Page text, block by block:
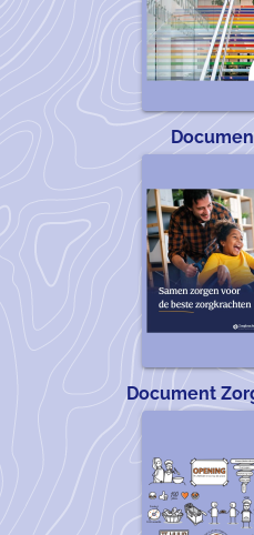
Document